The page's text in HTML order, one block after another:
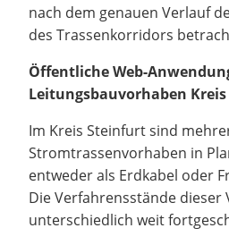
nach dem genauen Verlauf
des Trassenkorridors
Öffentliche Web-
Leitungsbauvorhaben
Im Kreis Steinfurt sind
Stromtrassenvorhaben in
entweder als Erdkabel oder
Die Verfahrensstände dieser
unterschiedlich weit